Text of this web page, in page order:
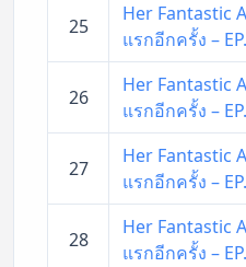
25
Her Fantastic
แรกอีกครั้ง –
26
Her Fantastic
แรกอีกครั้ง –
27
Her Fantastic
แรกอีกครั้ง –
28
Her Fantastic
แรกอีกครั้ง –